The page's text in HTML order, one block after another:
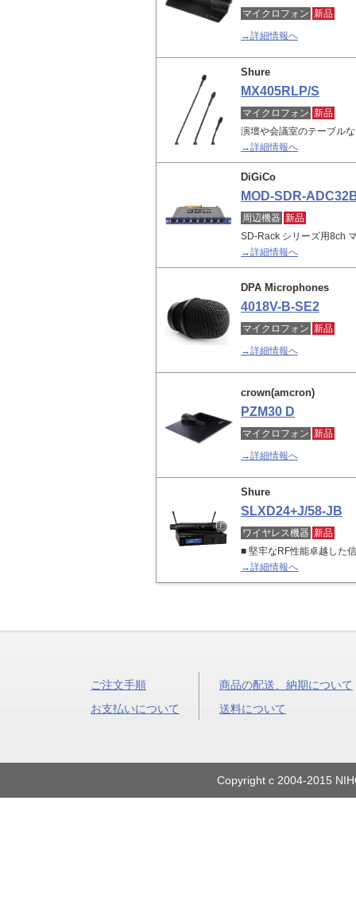
マイクロフォン 新品
→詳細情報へ
Shure
MX405RLP/S
マイクロフォン 新品
演壇や会議室のテーブル
→詳細情報へ
DiGiCo
MOD-SDR-
周辺機器 新品
SD-Rack シリーズ用8ch
→詳細情報へ
DPA Microphones
4018V-B-SE2
マイクロフォン 新品
→詳細情報へ
crown(amcron)
PZM30 D
マイクロフォン 新品
→詳細情報へ
Shure
SLXD24+J/58-JB
ワイヤレス機器 新品
■ 堅牢なRF性能卓越した
→詳細情報へ
ご注文手順
お支払いについて
商品の配送、納期について
送料について
Copyright c 2004-2015